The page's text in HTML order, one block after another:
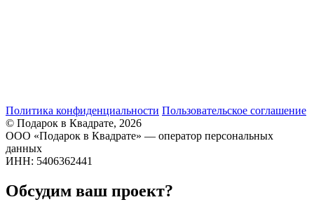
Политика конфиденциальности Пользовательское соглашение
© Подарок в Квадрате, 2026
ООО «Подарок в Квадрате» — оператор персональных
данных
ИНН: 5406362441
Обсудим ваш проект?